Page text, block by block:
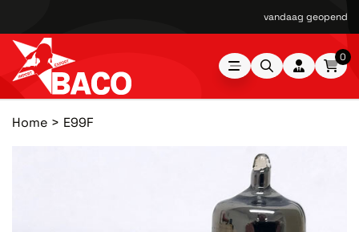
vandaag geopend
0
Home E99F